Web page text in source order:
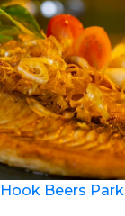
Hook Beers Park